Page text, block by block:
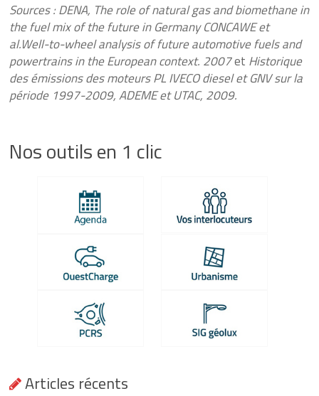
Sources : DENA, The role of natural gas and biomethane in
the fuel mix of the future in Germany CONCAWE et
al.Well-to-wheel analysis of future automotive fuels and
powertrains in the European context. 2007et Historique
des émissions des moteurs PL IVECO diesel et GNV sur la
période 1997-2009, ADEME et UTAC, 2009.
Nos outils en 1 clic
Articles récents